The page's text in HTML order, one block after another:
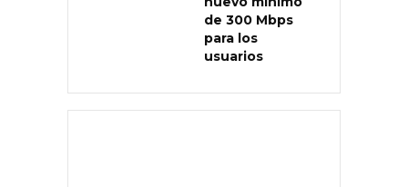
de 300 Mbps
para los
usuarios